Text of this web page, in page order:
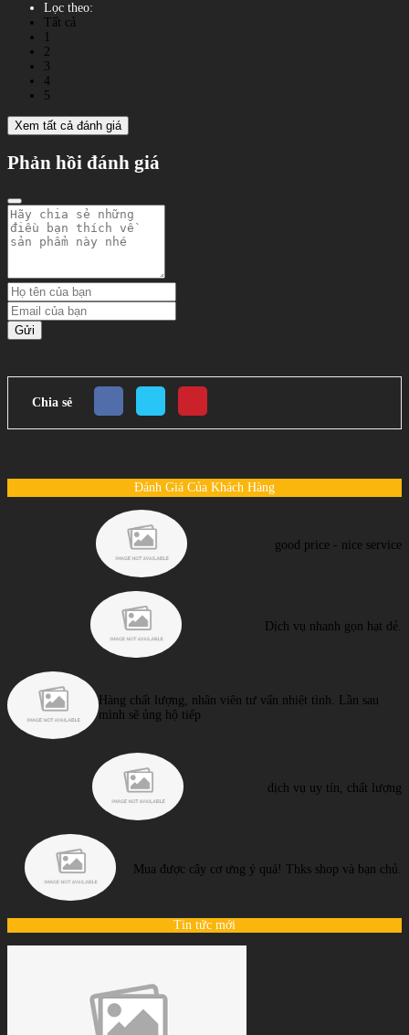
Lọc theo:
Tất cả
2
3
4
5
Xem tất cả đánh giá
Phản hồi đánh giá
Gửi
Chia sẻ
Đánh Giá Của Khách Hàng
good price - nice service
Dịch vụ nhanh gọn hạt dẻ.
Hàng chất lượng, nhân viên tư vấn nhiệt tình. Lần sau
mình sẽ ủng hộ tiếp
dịch vụ uy tín, chất lượng
Mua được cây cơ ưng ý quá! Thks shop và bạn chủ.
Tin tức mới